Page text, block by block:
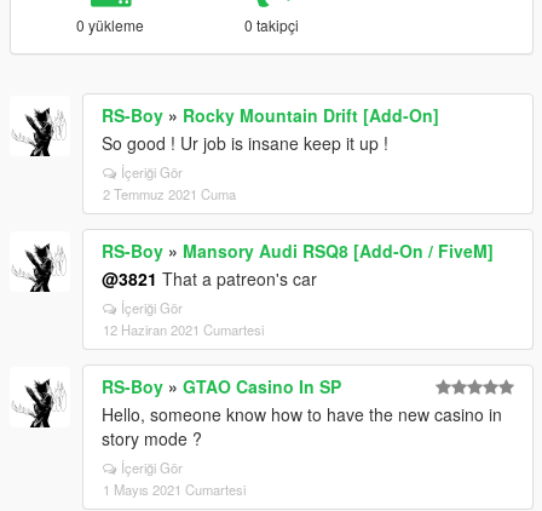
0 yükleme 0 takipçi
RS-Boy » Rocky Mountain Drift [Add-On]
So good ! Ur job is insane keep it up !
İçeriği Gör
2 Temmuz 2021 Cuma
RS-Boy » Mansory Audi RSQ8 [Add-On / FiveM]
@3821 That a patreon's car
İçeriği Gör
12 Haziran 2021 Cumartesi
RS-Boy » GTAO Casino In SP
Hello, someone know how to have the new casino in
story mode ?
İçeriği Gör
1 Mayıs 2021 Cumartesi